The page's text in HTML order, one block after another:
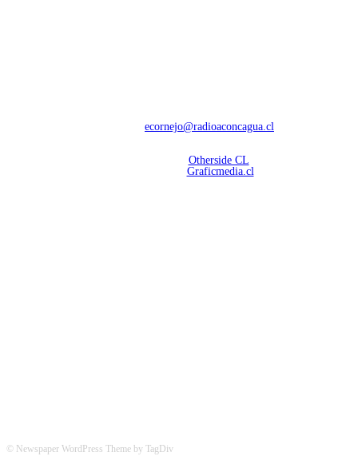
ecornejo@radioaconcagua.cl
Otherside CL
Graficmedia.cl
© Newspaper WordPress Theme by TagDiv